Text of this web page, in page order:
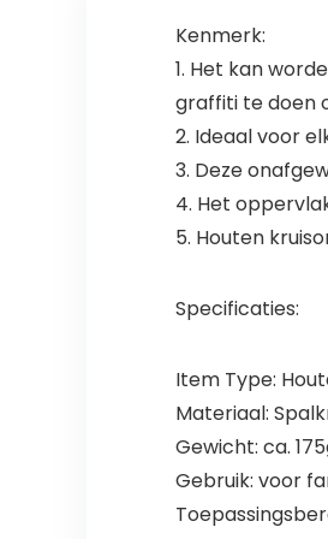
Kenmerk:
1. Het kan
graffiti te doen
2. Ideaal voor
3. Deze
4. Het
5. Houten
Specificaties:
Item Type:
Materiaal:
Gewicht: ca.
Gebruik: voor